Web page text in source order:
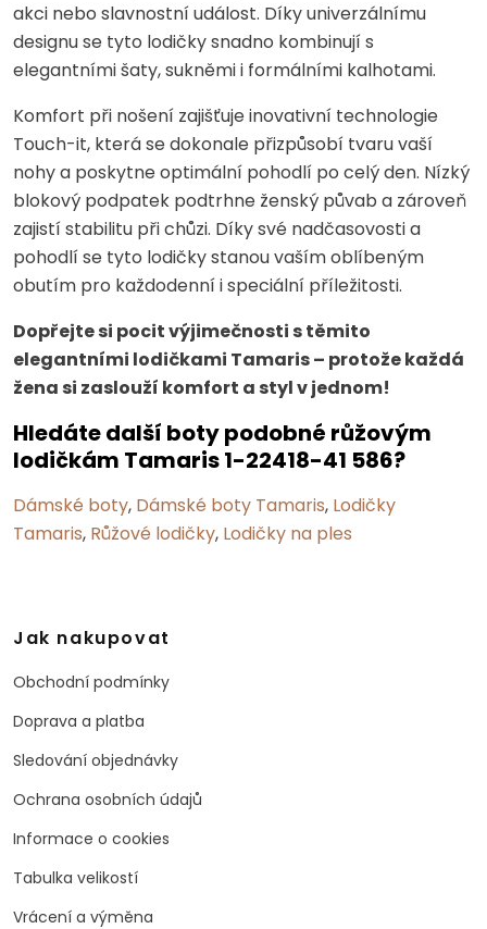
akci nebo slavnostní událost. Díky univerzálnímu
designu se tyto lodičky snadno kombinují s
elegantními šaty, sukněmi i formálními kalhotami.
Komfort při nošení zajišťuje inovativní technologie
Touch-it, která se dokonale přizpůsobí tvaru vaší
nohy a poskytne optimální pohodlí po celý den. Nízký
blokový podpatek podtrhne ženský půvab a zároveň
zajistí stabilitu při chůzi. Díky své nadčasovosti a
pohodlí se tyto lodičky stanou vaším oblíbeným
obutím pro každodenní i speciální příležitosti.
Dopřejte si pocit výjimečnosti s těmito
elegantními lodičkami Tamaris – protože každá
žena si zaslouží komfort a styl v jednom!
Hledáte další boty podobné růžovým
lodičkám Tamaris 1-22418-41 586?
Dámské boty, Dámské boty Tamaris, Lodičky
Tamaris, Růžové lodičky, Lodičky na ples
Jak nakupovat
Obchodní podmínky
Doprava a platba
Sledování objednávky
Ochrana osobních údajů
Informace o cookies
Tabulka velikostí
Vrácení a výměna